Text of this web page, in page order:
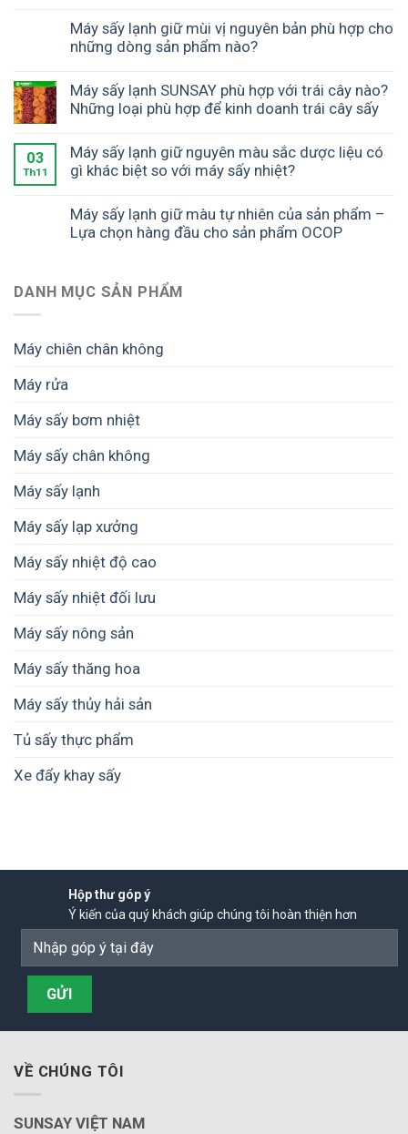
Máy sấy lạnh giữ mùi vị nguyên bản phù hợp cho
những dòng sản phẩm nào?
Máy sấy lạnh SUNSAY phù hợp với trái cây nào?
Những loại phù hợp để kinh doanh trái cây sấy
03
Th11
Máy sấy lạnh giữ nguyên màu sắc dược liệu có
gì khác biệt so với máy sấy nhiệt?
Máy sấy lạnh giữ màu tự nhiên của sản phẩm –
Lựa chọn hàng đầu cho sản phẩm OCOP
DANH MỤC SẢN PHẨM
Máy chiên chân không
Máy rửa
Máy sấy bơm nhiệt
Máy sấy chân không
Máy sấy lạnh
Máy sấy lạp xưởng
Máy sấy nhiệt độ cao
Máy sấy nhiệt đối lưu
Máy sấy nông sản
Máy sấy thăng hoa
Máy sấy thủy hải sản
Tủ sấy thực phẩm
Xe đẩy khay sấy
Hộp thư góp ý
Ý kiến của quý khách giúp chúng tôi hoàn thiện hơn
VỀ CHÚNG TÔI
SUNSAY VIỆT NAM